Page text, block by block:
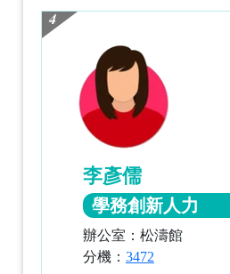
4
李彥儒
學務創新人力
辦公室：松濤館
分機： 3472